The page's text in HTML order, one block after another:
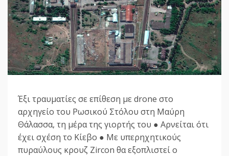
Έξι τραυματίες σε επίθεση με drone στο
αρχηγείο του Ρωσικού Στόλου στη Μαύρη
Θάλασσα, τη μέρα της γιορτής του ● Αρνείται ότι
έχει σχέση το Κίεβο ● Με υπερηχητικούς
πυραύλους κρουζ Zircon θα εξοπλιστεί ο